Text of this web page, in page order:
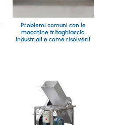
Problemi comuni con le
macchine tritaghiaccio
industriali e come risolverli